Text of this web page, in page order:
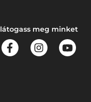
látogass meg minket